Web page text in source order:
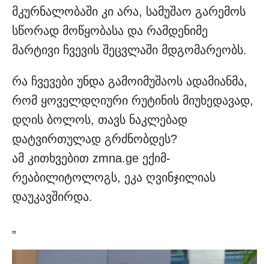
მკურნალობაში კი არა, სამუშაო გარემოს
სწორად მოწყობასა და რამდენიმე
მარტივი ჩვევის შეცვლაში მდგომარეობს.
რა ჩვევები უნდა გამოიმუშაოს ადამიანმა,
რომ ყოველდღიური რუტინის მიუხედავად,
დღის ბოლოს, თავს ნაკლებად
დატვირთულად გრძნობდეს?
ამ კითხვებით zmna.ge ექიმ-
რეაბილიტოლოგს, ეკა ღვინჯილიას
დაუკავშირდა.
„